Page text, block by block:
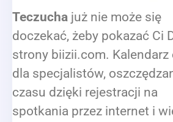
Teczucha już nie może się
doczekać, żeby pokazać Ci
strony biizii.com. Kalendarz
dla specjalistów,
czasu dzięki rejestracji na
spotkania przez internet i